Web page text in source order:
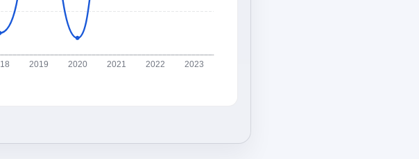
2019 2020 2021 2022 2023